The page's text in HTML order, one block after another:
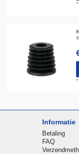
*
*
Informatie
Betaling
FAQ